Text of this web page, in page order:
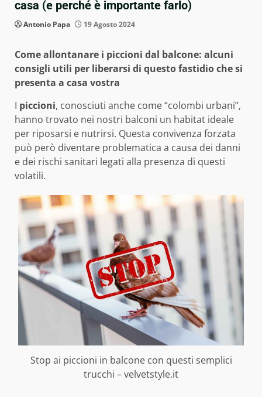
casa (e perché è importante farlo)
Antonio Papa 19 Agosto 2024
Come allontanare i piccioni dal balcone: alcuni
consigli utili per liberarsi di questo fastidio che si
presenta a casa vostra
I piccioni, conosciuti anche come “colombi urbani”,
hanno trovato nei nostri balconi un habitat ideale
per riposarsi e nutrirsi. Questa convivenza forzata
può però diventare problematica a causa dei danni
e dei rischi sanitari legati alla presenza di questi
volatili.
Stop ai piccioni in balcone con questi semplici
trucchi – velvetstyle.it